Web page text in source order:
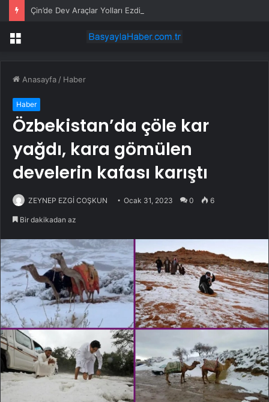
Menü
Anasayfa / Haber
Haber
Özbekistan’da çöle kar
yağdı, kara gömülen
develerin kafası karıştı
ZEYNEP EZGİ COŞKUN Ocak 31, 2023 0 6
Bir dakikadan az